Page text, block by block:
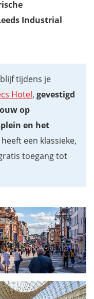
Industrial
tijdens je
Hotel, gevestigd
op
en het
een klassieke,
toegang tot